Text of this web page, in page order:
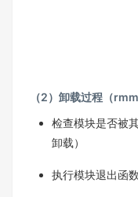
（2）卸载过程（
检查模块是否被
卸载）​
执行模块退出函